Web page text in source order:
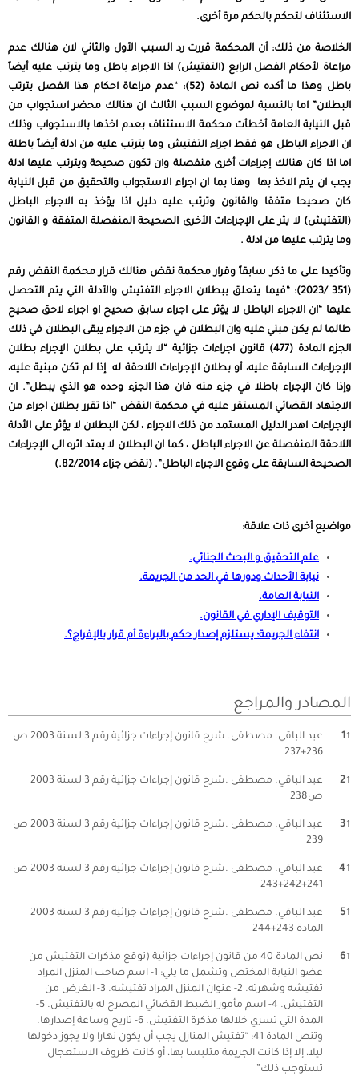
الاستئناف لتحكم بالحكم مرة أخرى.
الخلاصة من ذلك: أن المحكمة قررت رد السبب الأول والثاني لان هنالك عدم
مراعاة لأحكام الفصل الرابع (التفتيش) اذا الاجراء باطل وما يترتب عليه أيضاً
باطل وهذا ما أكده نص المادة (52): “عدم مراعاة احكام هذا الفصل يترتب
البطلان” اما بالنسبة لموضوع السبب الثالث ان هنالك محضر استجواب من
قبل النيابة العامة أخطأت محكمة الاستئناف بعدم اخذها بالاستجواب وذلك
ان الاجراء الباطل هو فقط اجراء التفتيش وما يترتب عليه من ادلة أيضاً باطلة
اما اذا كان هنالك إجراءات أخرى منفصلة وان تكون صحيحة ويترتب عليها ادلة
يجب ان يتم الاخذ بها وهنا بما ان اجراء الاستجواب والتحقيق من قبل النيابة
كان صحيحا متفقا والقانون وترتب عليه دليل اذا يؤخذ به الاجراء الباطل
(التفتيش) لا يثر على الإجراءات الأخرى الصحيحة المنفصلة المتفقة و القانون
وما يترتب عليها من ادلة .
وتأكيدا على ما ذكر سابقاً وقرار محكمة نقض هنالك قرار محكمة النقض رقم
(351 /2023): “فيما يتعلق ببطلان الاجراء التفتيش والأدلة التي يتم التحصل
عليها “ان الاجراء الباطل لا يؤثر على اجراء سابق صحيح او اجراء لاحق صحيح
طالما لم يكن مبني عليه وان البطلان في جزء من الاجراء يبقى البطلان في ذلك
الجزء المادة (477) قانون اجراءات جزائية “لا يترتب على بطلان الإجراء بطلان
الإجراءات السابقة عليه، أو بطلان الإجراءات اللاحقة له إذا لم تكن مبنية عليه،
وإذا كان الإجراء باطلا في جزء منه فان هذا الجزء وحده هو الذي يبطل”. ان
الاجتهاد القضائي المستقر عليه في محكمة النقض “اذا تقرر بطلان اجراء من
الإجراءات اهدر الدليل المستمد من ذلك الاجراء ، لكن البطلان لا يؤثر على الأدلة
اللاحقة المنفصلة عن الاجراء الباطل ، كما ان البطلان لا يمتد اثره الى الإجراءات
الصحيحة السابقة على وقوع الاجراء الباطل”. (نقض جزاء 82/2014.)
مواضيع أخرى ذات علاقة:
علم التحقيق و البحث الجنائي.
نيابة الأحداث ودورها في الحد من الجريمة.
النيابة العامة.
التوقيف الإداري في القانون.
انتفاء الجريمة؛ يستلزم إصدار حكم بالبراءة أم قرار بالإفراج؟.
المصادر والمراجع
↑
1
عبد الباقي. مصطفى. شرح قانون إجراءات جزائية رقم 3 لسنة 2003 ص
236+237
↑
2
عبد الباقي. مصطفى .شرح قانون إجراءات جزائية رقم 3 لسنة 2003
ص238
↑
3
عبد الباقي. مصطفى .شرح قانون إجراءات جزائية رقم 3 لسنة 2003 ص
239
↑
4
عبد الباقي. مصطفى .شرح قانون إجراءات جزائية رقم 3 لسنة 2003 ص
241+242+243
↑
5
عبد الباقي. مصطفى .شرح قانون إجراءات جزائية رقم 3 لسنة 2003
المادة 243+244
↑
6
نص المادة 40 من قانون إجراءات جزائية (توقع مذكرات التفتيش من
عضو النيابة المختص وتشمل ما يلي: 1- اسم صاحب المنزل المراد
تفتيشه وشهرته. 2- عنوان المنزل المراد تفتيشه. 3- الغرض من
التفتيش. 4- اسم مأمور الضبط القضائي المصرح له بالتفتيش. 5-
المدة التي تسري خلالها مذكرة التفتيش. 6- تاريخ وساعة إصدارها.
وتنص المادة 41: “تفتيش المنازل يجب أن يكون نهارا ولا يجوز دخولها
ليلا، إلا إذا كانت الجريمة متلبسا بها، أو كانت ظروف الاستعجال
تستوجب ذلك”